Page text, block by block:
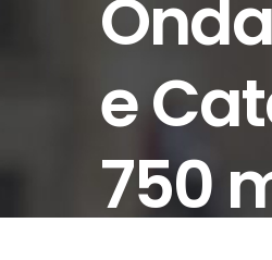
e
750